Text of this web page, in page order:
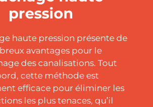
pression
haute pression présente de
avantages pour le
des canalisations. Tout
cette méthode est
efficace pour éliminer les
les plus tenaces, qu’il